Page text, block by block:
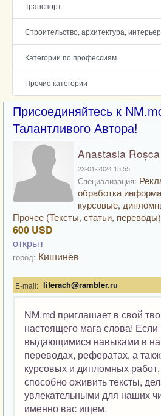
Транспорт
Строительство, архитектура, интерьер
Категории по профессиям
Прочие категории
Присоединяйтесь к
Талантливого Автора!
Anastasia Roșca
23-01-2024 15:55
Специализация:
обработка
курсовые,
Прочее (Тексты, статьи,
600 USD
открыт
город: Кишинёв
E-mail: literach@rambler.ru
NM.md приглашает в свой
настоящего мага слова!
выдающимися навыками в
переводах, рефератах, а
курсовых и дипломных
способно оживить тексты,
увлекательными для наших
именно вас ищем.